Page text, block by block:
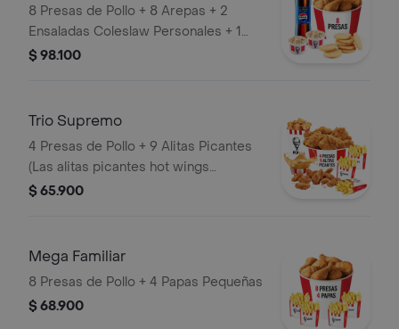
8 Presas de Pollo + 8 Arepas + 2
Ensaladas Coleslaw Personales + 1
Gaseosa 1,5 Litros
$ 98.100
Trio Supremo
4 Presas de Pollo + 9 Alitas Picantes
(Las alitas picantes hot wings
equivalen a un trozo de ala) + 1
Pequeñas + 1 Balde de Salsa 100g
$ 65.900
Mega Familiar
8 Presas de Pollo + 4 Papas Pequeñas
$ 68.900